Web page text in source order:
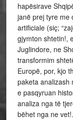
hapësirave
janë prej tyre me
artificiale (siç;
gjymton shtetin!,
Juglindore, ne
transformim
Europë, por, kjo
paketa analizash
e pasqyruan
analiza nga të
bëhet nga ne vet!.